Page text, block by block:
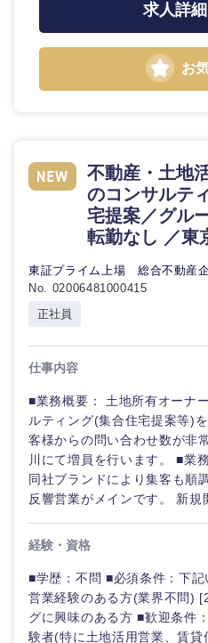
求人詳
お
不動産・土地
のコンサルテ
宅提案／グル
転勤なし ／東
東証プライム上場 総合不動産
No. 02006481000415
正社員
仕事内容
■業務概要： 土地所有オーナ
ルティング(集合住宅提案等)
客様からの問い合わせ数が非
川にて増員を行います。 ■業
同社ブランドにより集客も順
反響営業がメインです。 新規
経験・資格
■学歴：不問 ■必須条件：下
営業経験のある方(業界不問)
グに興味のある方 ■歓迎条件
験者(特に土地活用営業、賃